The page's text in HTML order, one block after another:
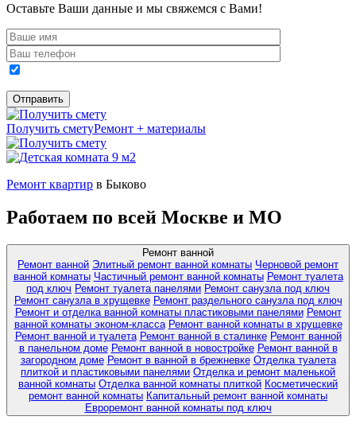
Оставьте Ваши данные и мы свяжемся с Вами!
Получить сметуРемонт + материалы
Ремонт квартир в Быково
Работаем по всей Москве и МО
Ремонт ванной
Ремонт ванной Элитный ремонт ванной комнаты Черновой ремонт
ванной комнаты Частичный ремонт ванной комнаты Ремонт туалета
под ключ Ремонт туалета панелями Ремонт санузла под ключ
Ремонт санузла в хрущевке Ремонт раздельного санузла под ключ
Ремонт и отделка ванной комнаты пластиковыми панелями Ремонт
ванной комнаты эконом-класса Ремонт ванной комнаты в хрущевке
Ремонт ванной и туалета Ремонт ванной в сталинке Ремонт ванной
в панельном доме Ремонт ванной в новостройке Ремонт ванной в
загородном доме Ремонт в ванной в брежневке Отделка туалета
плиткой и пластиковыми панелями Отделка и ремонт маленькой
ванной комнаты Отделка ванной комнаты плиткой Косметический
ремонт ванной комнаты Капитальный ремонт ванной комнаты
Евроремонт ванной комнаты под ключ